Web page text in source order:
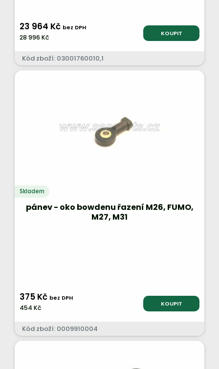
23 964 Kč bez DPH
28 996 Kč KOUPIT
Kód zboží: 03001760010,1
Skladem
pánev - oko bowdenu řazení M26, FUMO,
M27, M31
375 Kč bez DPH
454 Kč KOUPIT
Kód zboží: 0009910004